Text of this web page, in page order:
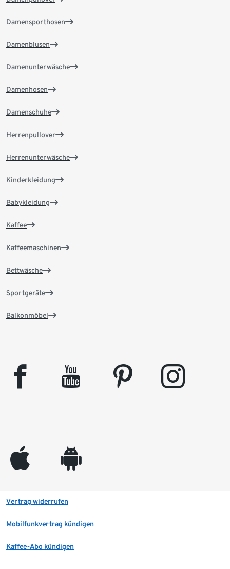
Damensporthosen
Damenblusen
Damenunterwäsche
Damenhosen
Damenschuhe
Herrenpullover
Herrenunterwäsche
Kinderkleidung
Babykleidung
Kaffee
Kaffeemaschinen
Bettwäsche
Sportgeräte
Balkonmöbel
facebook youtube pinterest instagram
appleinc android
Vertrag widerrufen
Mobilfunkvertrag kündigen
Kaffee-Abo kündigen